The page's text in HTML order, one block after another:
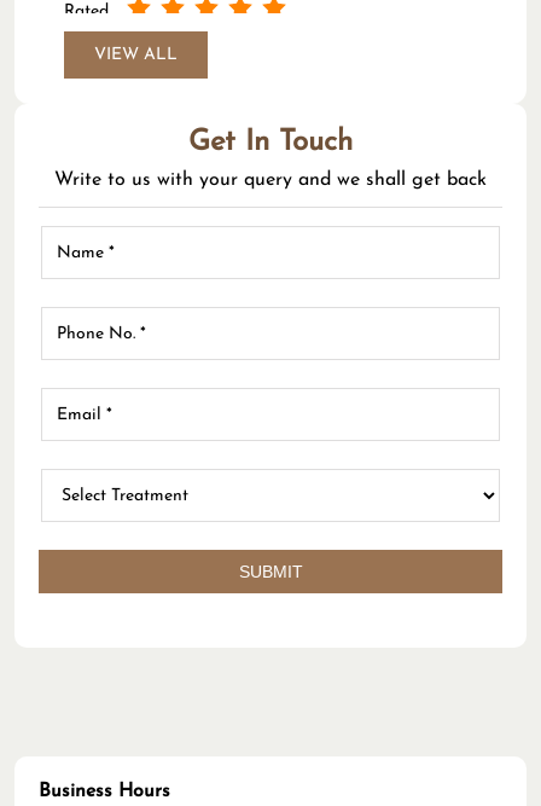
Rated
friendly, the doctor is communicative, today with Dr.
Fenia. (Original) Pelayanan sangat baik dan ramah,
VIEW ALL
Get In Touch
Write to us with your query and we shall get back
Business Hours